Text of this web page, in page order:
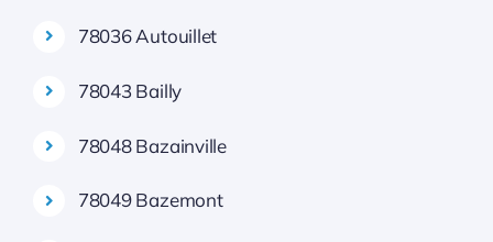
78036 Autouillet
78043 Bailly
78048 Bazainville
78049 Bazemont